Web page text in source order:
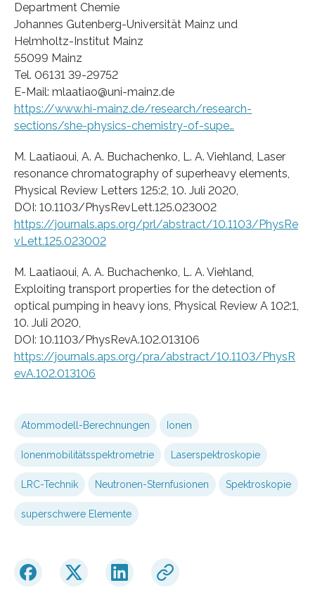
Department Chemie
Johannes Gutenberg-Universität Mainz und
Helmholtz-Institut Mainz
55099 Mainz
Tel. 06131 39-29752
E-Mail: mlaatiao@uni-mainz.de
https://www.hi-mainz.de/research/research-
sections/she-physics-chemistry-of-supe…
M. Laatiaoui, A. A. Buchachenko, L. A. Viehland, Laser
resonance chromatography of superheavy elements,
Physical Review Letters 125:2, 10. Juli 2020,
DOI: 10.1103/PhysRevLett.125.023002
https://journals.aps.org/prl/abstract/10.1103/PhysRe
vLett.125.023002
M. Laatiaoui, A. A. Buchachenko, L. A. Viehland,
Exploiting transport properties for the detection of
optical pumping in heavy ions, Physical Review A 102:1,
10. Juli 2020,
DOI: 10.1103/PhysRevA.102.013106
https://journals.aps.org/pra/abstract/10.1103/PhysR
evA.102.013106
Atommodell-Berechnungen Ionen
Ionenmobilitätsspektrometrie Laserspektroskopie
LRC-Technik Neutronen-Sternfusionen Spektroskopie
superschwere Elemente